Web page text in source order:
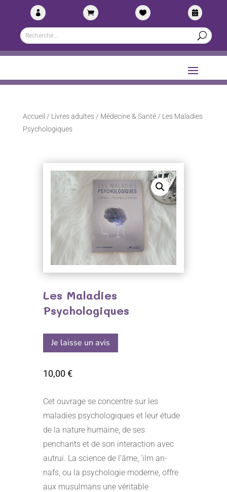
   
Accueil / Livres adultes/ Médecine & Santé/ Les Maladies
Psychologiques
Les Maladies
Psychologiques
Je laisse un avis
10,00€
Cet ouvrage se concentre sur les
maladies psychologiques et leur étude
de la nature humaine, de ses
penchants et de son interaction avec
autrui. La science de l’âme, ‘ilm an-
nafs, ou la psychologie moderne, offre
aux musulmans une véritable